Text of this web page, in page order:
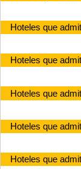
Hoteles que
Hoteles que
Hoteles que
Hoteles que
Hoteles que